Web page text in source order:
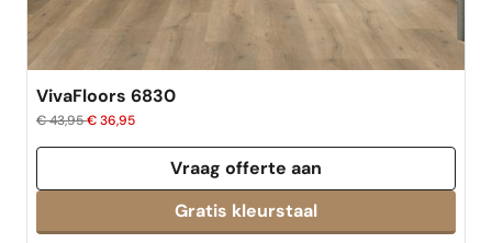
VivaFloors 6830
€ 43,95€ 36,95
Vraag offerte aan